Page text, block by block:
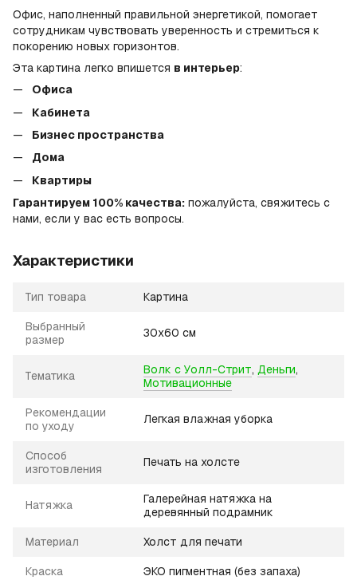
Офис, наполненный правильной энергетикой, помогает
сотрудникам чувствовать уверенность и стремиться к
покорению новых горизонтов.
Эта картина легко впишется в интерьер:
Офиса
Кабинета
Бизнес пространства
Дома
Квартиры
Гарантируем 100% качества: пожалуйста, свяжитесь с
нами, если у вас есть вопросы.
Характеристики
Тип товара Картина
Выбранный
размер
30х60 см
Тематика Волк с Уолл-Стрит, Деньги,
Мотивационные
Рекомендации
по уходу
Легкая влажная уборка
Способ
изготовления
Печать на холсте
Натяжка
Галерейная натяжка на
деревянный подрамник
Материал Холст для печати
Краска ЭКО пигментная (без запаха)